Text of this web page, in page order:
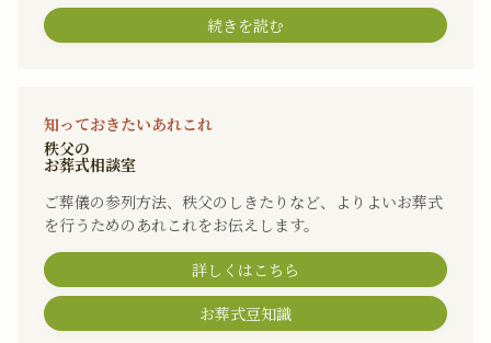
続きを読む
知っておきたいあれこれ
秩父の
お葬式相談室
ご葬儀の参列方法、秩父のしきたりなど、よりよいお葬式
を行うためのあれこれをお伝えします。
詳しくはこちら
お葬式豆知識